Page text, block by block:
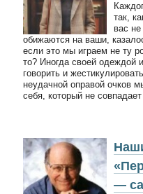
так,
вас
обижаются на ваши,
если это мы играем не ту
то? Иногда своей одеждой
говорить и
неудачной оправой очков
себя, который не
—